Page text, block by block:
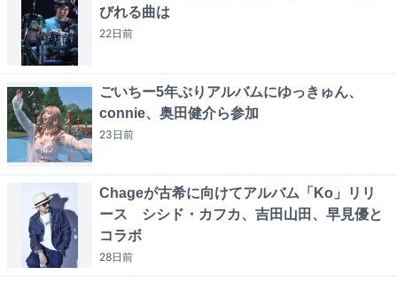
びれる曲は
22日前
ごいちー5年ぶりアルバムにゆっきゅん、
connie、奥田健介ら参加
23日前
Chageが古希に向けてアルバム「Ko」リリ
ース シシド・カフカ、吉田山田、早見優と
コラボ
28日前